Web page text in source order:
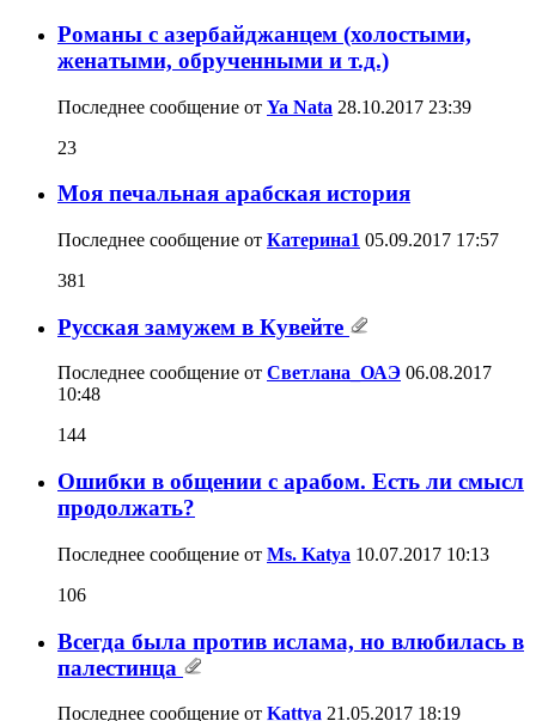
Романы с азербайджанцем (холостыми,
женатыми, обрученными и т.д.)
Последнее сообщение от Ya Nata 28.10.2017 23:39
23
Моя печальная арабская история
Последнее сообщение от Катерина1 05.09.2017 17:57
381
Русская замужем в Кувейте
Последнее сообщение от Светлана_ОАЭ 06.08.2017
10:48
144
Ошибки в общении с арабом. Есть ли смысл
продолжать?
Последнее сообщение от Ms. Katya 10.07.2017 10:13
106
Всегда была против ислама, но влюбилась в
палестинца
Последнее сообщение от Kattya 21.05.2017 18:19